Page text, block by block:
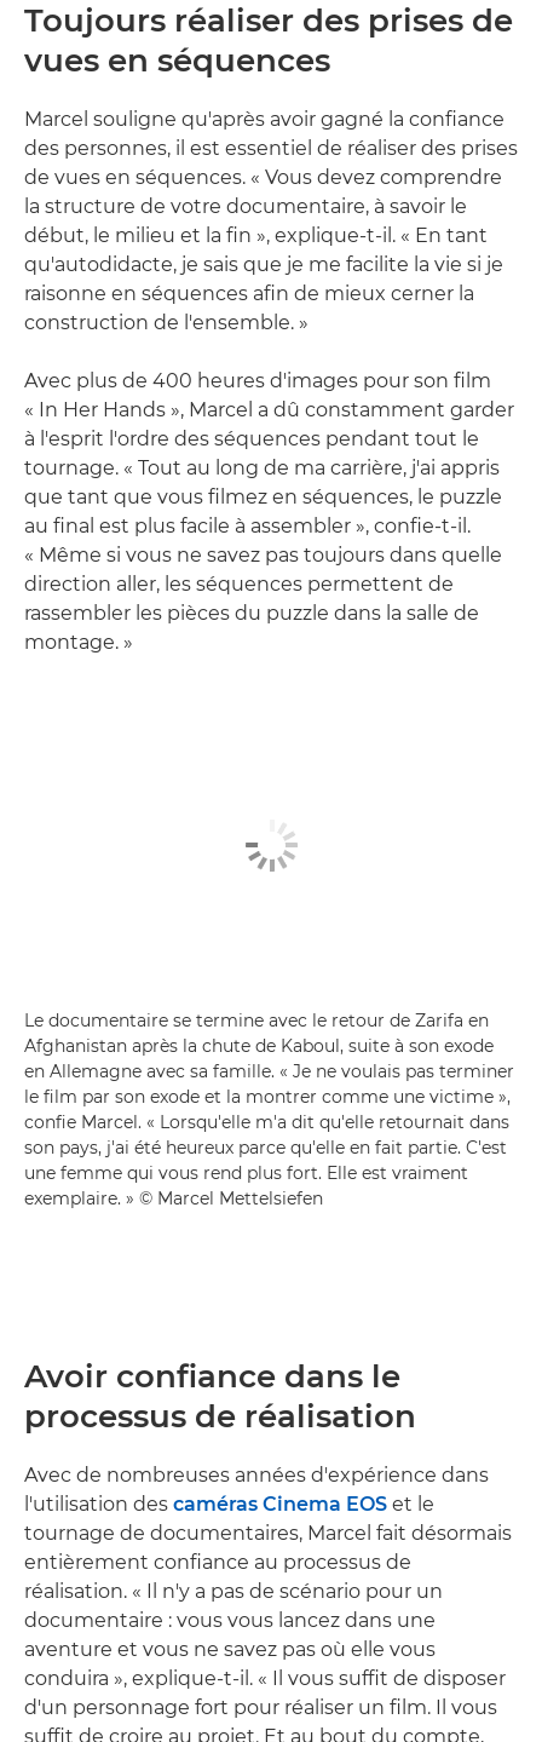
Toujours réaliser des prises de
vues en séquences
Marcel souligne qu'après avoir gagné la confiance
des personnes, il est essentiel de réaliser des prises
de vues en séquences. « Vous devez comprendre
la structure de votre documentaire, à savoir le
début, le milieu et la fin », explique-t-il. « En tant
qu'autodidacte, je sais que je me facilite la vie si je
raisonne en séquences afin de mieux cerner la
construction de l'ensemble. »
Avec plus de 400 heures d'images pour son film
« In Her Hands », Marcel a dû constamment garder
à l'esprit l'ordre des séquences pendant tout le
tournage. « Tout au long de ma carrière, j'ai appris
que tant que vous filmez en séquences, le puzzle
au final est plus facile à assembler », confie-t-il.
« Même si vous ne savez pas toujours dans quelle
direction aller, les séquences permettent de
rassembler les pièces du puzzle dans la salle de
montage. »
Le documentaire se termine avec le retour de Zarifa en
Afghanistan après la chute de Kaboul, suite à son exode
en Allemagne avec sa famille. « Je ne voulais pas terminer
le film par son exode et la montrer comme une victime »,
confie Marcel. « Lorsqu'elle m'a dit qu'elle retournait dans
son pays, j'ai été heureux parce qu'elle en fait partie. C'est
une femme qui vous rend plus fort. Elle est vraiment
exemplaire. » © Marcel Mettelsiefen
Avoir confiance dans le
processus de réalisation
Avec de nombreuses années d'expérience dans
l'utilisation des caméras Cinema EOS et le
tournage de documentaires, Marcel fait désormais
entièrement confiance au processus de
réalisation. « Il n'y a pas de scénario pour un
documentaire : vous vous lancez dans une
aventure et vous ne savez pas où elle vous
conduira », explique-t-il. « Il vous suffit de disposer
d'un personnage fort pour réaliser un film. Il vous
suffit de croire au projet. Et au bout du compte,